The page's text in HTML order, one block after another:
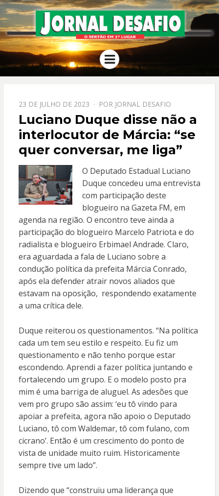
JORNAL
DESAFIO
O Sertão em 1º Lugar
Menu
PPOSTADO
EM
23 DE JULHO DE 2023 POR JORNAL DESAFIO
Luciano Duque disse não a
interlocutor de Márcia: “se
quer conversar, me liga”
O Deputado Estadual Luciano
Duque concedeu uma entrevista
com participação deste
blogueiro na Gazeta FM, em
agenda na região. O encontro teve ainda a
participação do blogueiro Marcelo Patriota e do
radialista e blogueiro Erbimael Andrade. Claro,
era aguardada a fala de Luciano sobre a
condução política da prefeita Márcia Conrado,
após ela defender atrair novos aliados que
estavam na oposição, respondendo exatamente
a uma crítica dele.
Duque reiterou os questionamentos. “Na política
cada um tem seu estilo e respeito. Eu fiz um
questionamento e não tenho porque estar
escondendo. Aprendi a fazer política juntando e
fortalecendo um grupo. E o modelo posto pra
mim é uma barriga de aluguel. As adesões que
vem pro grupo são assim: ‘eu tô vindo para
apoiar a prefeita, agora não apoio o Deputado
Luciano, tô com Waldemar, tô com fulano, com
cicrano’. Então é um crescimento do ponto de
vista de unidade muito ruim. Historicamente
sempre tive um lado”.
Dizendo que “construiu uma liderança que